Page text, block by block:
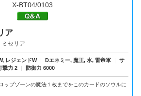
X-BT04/0103
ア
ミセリア
レジェンドW ｜ Dエネミー, 魔王, 水, 雷帝軍 ｜
サ
撃力 2 ｜ 防御力 6000
ップゾーンの魔法１枚までをこのカードのソウルに